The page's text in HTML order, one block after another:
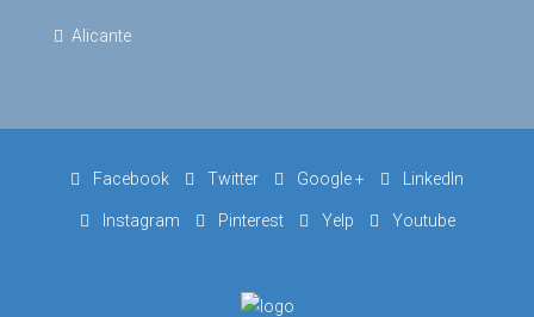
Alicante
Facebook Twitter Google + LinkedIn
Instagram Pinterest Yelp Youtube